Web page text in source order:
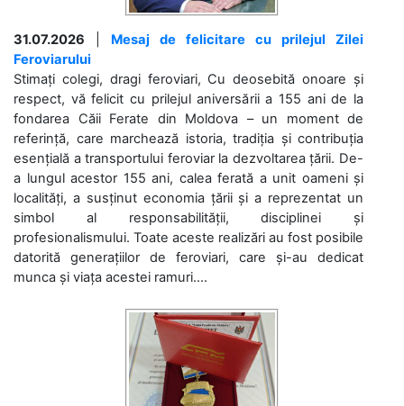
31.07.2026
Mesaj de felicitare cu prilejul Zilei
Feroviarului
Stimați colegi, dragi feroviari, Cu deosebită onoare și
respect, vă felicit cu prilejul aniversării a 155 ani de la
fondarea Căii Ferate din Moldova – un moment de
referință, care marchează istoria, tradiția și contribuția
esențială a transportului feroviar la dezvoltarea țării. De-
a lungul acestor 155 ani, calea ferată a unit oameni și
localități, a susținut economia țării și a reprezentat un
simbol al responsabilității, disciplinei și
profesionalismului. Toate aceste realizări au fost posibile
datorită generațiilor de feroviari, care și-au dedicat
munca și viața acestei ramuri....